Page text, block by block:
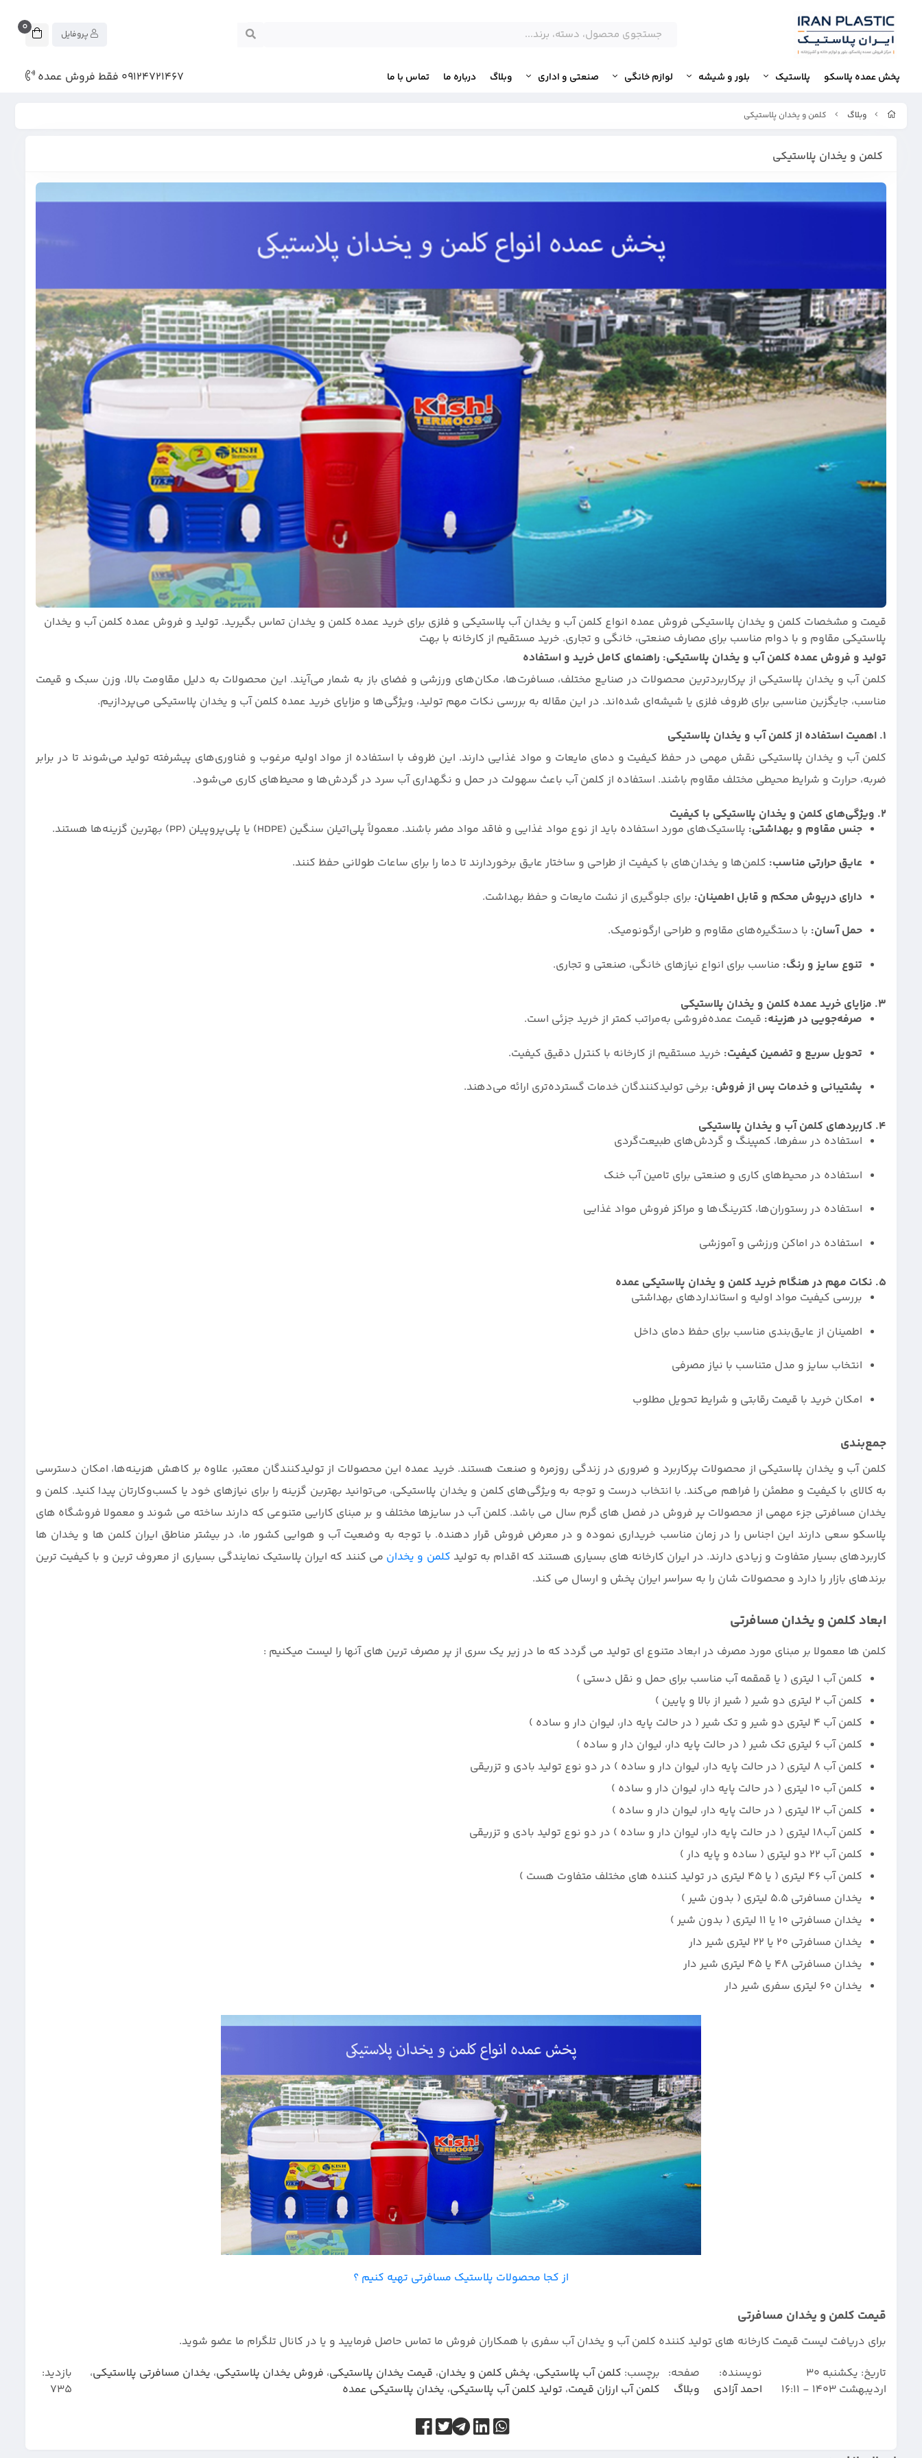
0
پخش عمده پلاسکو پلاستیک بلور و شیشه لوازم خانگی صنعتی و اداری وبلاگ درباره ما تماس با ما 09124721467 فقط فروش عمده
وبلاگ کلمن و یخدان پلاستیکی
کلمن و یخدان پلاستیکی
قیمت و مشخصات کلمن و یخدان پلاستیکی فروش عمده انواع کلمن آب و یخدان آب پلاستیکی و فلزی برای خرید عمده کلمن و یخدان تماس بگیرید. تولید و فروش عمده کلمن آب و یخدان
پلاستیکی مقاوم و با دوام مناسب برای مصارف صنعتی، خانگی و تجاری. خرید مستقیم از کارخانه با بهت
تولید و فروش عمده کلمن آب و یخدان پلاستیکی: راهنمای کامل خرید و استفاده
کلمن آب و یخدان پلاستیکی از پرکاربردترین محصولات در صنایع مختلف، مسافرت‌ها، مکان‌های ورزشی و فضای باز به شمار می‌آیند. این محصولات به دلیل مقاومت بالا، وزن سبک و قیمت
مناسب، جایگزین مناسبی برای ظروف فلزی یا شیشه‌ای شده‌اند. در این مقاله به بررسی نکات مهم تولید، ویژگی‌ها و مزایای خرید عمده کلمن آب و یخدان پلاستیکی می‌پردازیم.
1. اهمیت استفاده از کلمن آب و یخدان پلاستیکی
کلمن آب و یخدان پلاستیکی نقش مهمی در حفظ کیفیت و دمای مایعات و مواد غذایی دارند. این ظروف با استفاده از مواد اولیه مرغوب و فناوری‌های پیشرفته تولید می‌شوند تا در برابر
ضربه، حرارت و شرایط محیطی مختلف مقاوم باشند. استفاده از کلمن آب باعث سهولت در حمل و نگهداری آب سرد در گردش‌ها و محیط‌های کاری می‌شود.
2. ویژگی‌های کلمن و یخدان پلاستیکی با کیفیت
جنس مقاوم و بهداشتی: پلاستیک‌های مورد استفاده باید از نوع مواد غذایی و فاقد مواد مضر باشند. معمولاً پلی‌اتیلن سنگین (HDPE) یا پلی‌پروپیلن (PP) بهترین گزینه‌ها هستند.
عایق حرارتی مناسب: کلمن‌ها و یخدان‌های با کیفیت از طراحی و ساختار عایق برخوردارند تا دما را برای ساعات طولانی حفظ کنند.
دارای درپوش محکم و قابل اطمینان: برای جلوگیری از نشت مایعات و حفظ بهداشت.
حمل آسان: با دستگیره‌های مقاوم و طراحی ارگونومیک.
تنوع سایز و رنگ: مناسب برای انواع نیازهای خانگی، صنعتی و تجاری.
3. مزایای خرید عمده کلمن و یخدان پلاستیکی
صرفه‌جویی در هزینه: قیمت عمده‌فروشی به‌مراتب کمتر از خرید جزئی است.
تحویل سریع و تضمین کیفیت: خرید مستقیم از کارخانه با کنترل دقیق کیفیت.
پشتیبانی و خدمات پس از فروش: برخی تولیدکنندگان خدمات گسترده‌تری ارائه می‌دهند.
4. کاربردهای کلمن آب و یخدان پلاستیکی
استفاده در سفرها، کمپینگ و گردش‌های طبیعت‌گردی
استفاده در محیط‌های کاری و صنعتی برای تامین آب خنک
استفاده در رستوران‌ها، کترینگ‌ها و مراکز فروش مواد غذایی
استفاده در اماکن ورزشی و آموزشی
5. نکات مهم در هنگام خرید کلمن و یخدان پلاستیکی عمده
بررسی کیفیت مواد اولیه و استانداردهای بهداشتی
اطمینان از عایق‌بندی مناسب برای حفظ دمای داخل
انتخاب سایز و مدل متناسب با نیاز مصرفی
امکان خرید با قیمت رقابتی و شرایط تحویل مطلوب
جمع‌بندی
کلمن آب و یخدان پلاستیکی از محصولات پرکاربرد و ضروری در زندگی روزمره و صنعت هستند. خرید عمده این محصولات از تولیدکنندگان معتبر، علاوه بر کاهش هزینه‌ها، امکان دسترسی
به کالای با کیفیت و مطمئن را فراهم می‌کند. با انتخاب درست و توجه به ویژگی‌های کلمن و یخدان پلاستیکی، می‌توانید بهترین گزینه را برای نیازهای خود یا کسب‌وکارتان پیدا کنید. کلمن و
یخدان مسافرتی جزء مهمی از محصولات پر فروش در فصل های گرم سال می باشد. کلمن آب در سایزها مختلف و بر مبنای کارایی متنوعی که دارند ساخته می شوند و معمولا فروشگاه های
پلاسکو سعی دارند این اجناس را در زمان مناسب خریداری نموده و در معرض فروش قرار دهنده. با توجه به وضعیت آب و هوایی کشور ما، در بیشتر مناطق ایران کلمن ها و یخدان ها
کاربردهای بسیار متفاوت و زیادی دارند. در ایران کارخانه های بسیاری هستند که اقدام به تولید کلمن و یخدان می کنند که ایران پلاستیک نمایندگی بسیاری از معروف ترین و با کیفیت ترین
برندهای بازار را دارد و محصولات شان را به سراسر ایران پخش و ارسال می کند.
ابعاد کلمن و یخدان مسافرتی
کلمن ها معمولا بر مبنای مورد مصرف در ابعاد متنوع ای تولید می گردد که ما در زیر یک سری از پر مصرف ترین های آنها را لیست میکنیم :
کلمن آب 1 لیتری ( یا قمقمه آب مناسب برای حمل و نقل دستی )
کلمن آب 2 لیتری دو شیر ( شیر از بالا و پایین )
کلمن آب 4 لیتری دو شیر و تک شیر ( در حالت پایه دار، لیوان دار و ساده )
کلمن آب 6 لیتری تک شیر ( در حالت پایه دار، لیوان دار و ساده )
کلمن آب 8 لیتری ( در حالت پایه دار، لیوان دار و ساده ) در دو نوع تولید بادی و تزریقی
کلمن آب 10 لیتری ( در حالت پایه دار، لیوان دار و ساده )
کلمن آب 12 لیتری ( در حالت پایه دار، لیوان دار و ساده )
کلمن آب18 لیتری ( در حالت پایه دار، لیوان دار و ساده ) در دو نوع تولید بادی و تزریقی
کلمن آب 22 دو لیتری ( ساده و پایه دار )
کلمن آب 46 لیتری ( یا 45 لیتری در تولید کننده های مختلف متفاوت هست )
یخدان مسافرتی 5.5 لیتری ( بدون شیر )
یخدان مسافرتی 10 یا 11 لیتری ( بدون شیر )
یخدان مسافرتی 20 یا 22 لیتری شیر دار
یخدان مسافرتی 48 یا 45 لیتری شیر دار
یخدان 60 لیتری سفری شیر دار
از کجا محصولات پلاستیک مسافرتی تهیه کنیم ؟
قیمت کلمن و یخدان مسافرتی
برای دریافت لیست قیمت کارخانه های تولید کننده کلمن آب و یخدان آب سفری با همکاران فروش ما تماس حاصل فرمایید و یا در کانال تلگرام ما عضو شوید.
تاریخ:
یکشنبه 30
اردیبهشت 1403 - 16:11
نویسنده:
احمد آزادی
صفحه:
وبلاگ
برچسب: کلمن آب پلاستیکی، پخش کلمن و یخدان، قیمت یخدان پلاستیکی، فروش یخدان پلاستیکی، یخدان مسافرتی پلاستیکی،
کلمن آب ارزان قیمت، تولید کلمن آب پلاستیکی، یخدان پلاستیکی عمده
بازدید:
735